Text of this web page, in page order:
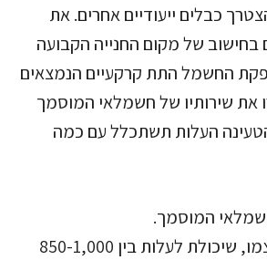
כבלים ייעודיים אחרים. את
בחישוב של מקום החנייה הקבועה
החשמל התת קרקעיים הנמצאים
את שירותיו של חשמלאי המוסמך
העלות תשתכלל עם כמה
המוסמך.
עלות העמוד עצמו, שיכולת לעלות בין 850-1,000